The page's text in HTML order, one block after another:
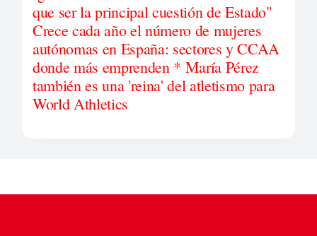
que ser la principal cuestión de Estado"
Crece cada año el número de mujeres
autónomas en España: sectores y CCAA
donde más emprenden * María Pérez
también es una 'reina' del atletismo para
World Athletics